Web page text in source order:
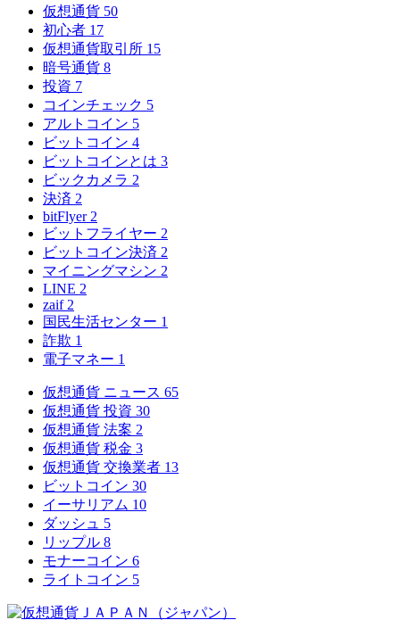
仮想通貨 50
初心者 17
仮想通貨取引所 15
暗号通貨 8
投資 7
コインチェック 5
アルトコイン 5
ビットコイン 4
ビットコインとは 3
ビックカメラ 2
決済 2
bitFlyer 2
ビットフライヤー 2
ビットコイン決済 2
マイニングマシン 2
LINE 2
zaif 2
国民生活センター 1
詐欺 1
電子マネー 1
仮想通貨 ニュース 65
仮想通貨 投資 30
仮想通貨 法案 2
仮想通貨 税金 3
仮想通貨 交換業者 13
ビットコイン 30
イーサリアム 10
ダッシュ 5
リップル 8
モナーコイン 6
ライトコイン 5